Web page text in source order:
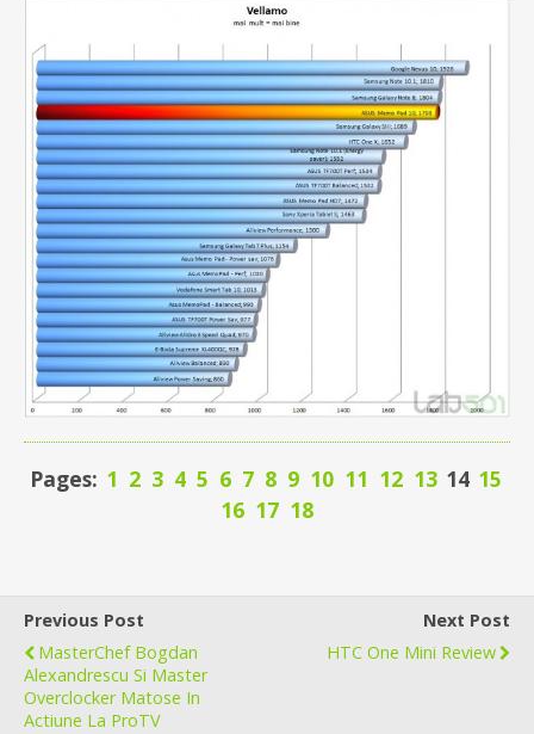
Pages: 1 2 3 4 5 6 7 8 9 10 11 12 13 14 15
16 17 18
Previous Post
MasterChef Bogdan
Alexandrescu Si Master
Overclocker Matose In
Actiune La ProTV
Next Post
HTC One Mini Review